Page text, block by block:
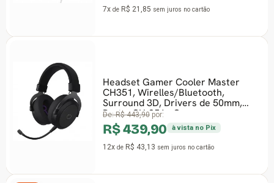
7xdeR$ 21,85sem juros no cartão
Headset Gamer Cooler Master
CH351, Wirelles/Bluetooth,
Surround 3D, Drivers de 50mm,
Preto, CH-351 - Open
De:R$ 443,90por:
R$ 439,90 à vista no Pix
12xdeR$ 43,13 sem juros no cartão